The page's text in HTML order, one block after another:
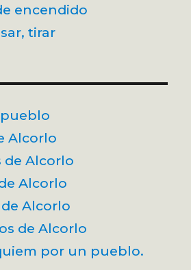
encendido
tirar
Alcorlo
de Alcorlo
Alcorlo
Alcorlo
de Alcorlo
por un pueblo.